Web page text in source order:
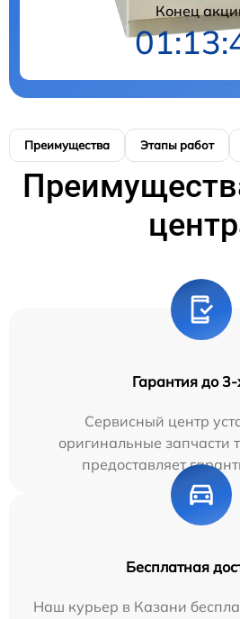
Конец
Преимущества Этапы работ
Гарантия до 3-
Сервисный центр
оригинальные запчасти
предоставляет
Бесплатная
Наш курьер в Казани